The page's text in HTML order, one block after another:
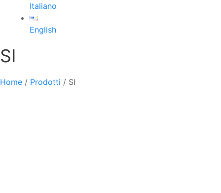
Italiano
English
SI
Home / Prodotti / SI